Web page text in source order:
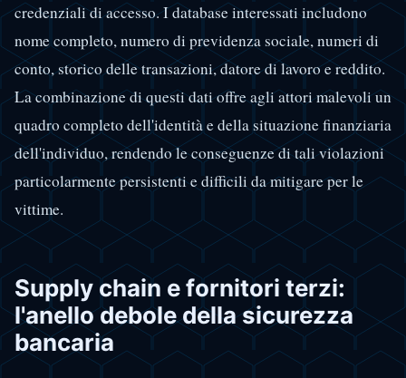
credenziali di accesso. I database interessati includono
nome completo, numero di previdenza sociale, numeri di
conto, storico delle transazioni, datore di lavoro e reddito.
La combinazione di questi dati offre agli attori malevoli un
quadro completo dell'identità e della situazione finanziaria
dell'individuo, rendendo le conseguenze di tali violazioni
particolarmente persistenti e difficili da mitigare per le
vittime.
Supply chain e fornitori terzi:
l'anello debole della sicurezza
bancaria